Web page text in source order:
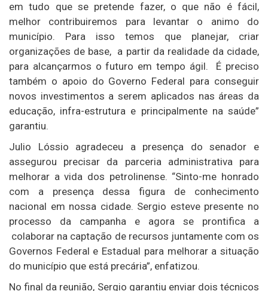
em tudo que se pretende fazer, o que não é fácil,
melhor contribuiremos para levantar o animo do
município. Para isso temos que planejar, criar
organizações de base, a partir da realidade da cidade,
para alcançarmos o futuro em tempo ágil. É preciso
também o apoio do Governo Federal para conseguir
novos investimentos a serem aplicados nas áreas da
educação, infra-estrutura e principalmente na saúde”
garantiu.
Julio Lóssio agradeceu a presença do senador e
assegurou precisar da parceria administrativa para
melhorar a vida dos petrolinense. “Sinto-me honrado
com a presença dessa figura de conhecimento
nacional em nossa cidade. Sergio esteve presente no
processo da campanha e agora se prontifica a
colaborar na captação de recursos juntamente com os
Governos Federal e Estadual para melhorar a situação
do município que está precária”, enfatizou.
No final da reunião, Sergio garantiu enviar dois técnicos